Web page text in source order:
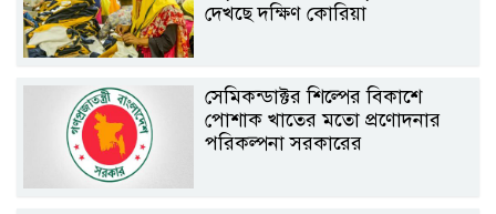
দেখছে দক্ষিণ কোরিয়া
সেমিকন্ডাক্টর শিল্পের বিকাশে
পোশাক খাতের মতো প্রণোদনার
পরিকল্পনা সরকারের